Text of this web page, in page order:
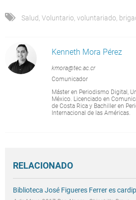
Salud, Voluntario, voluntariado,
Kenneth Mora Pérez
kmora@tec.ac.cr
Comunicador
Máster en Periodismo Digital,
México. Licenciado en
de Costa Rica y Bachiller en
Internacional de las Américas.
RELACIONADO
Biblioteca José Figueres Ferrer es